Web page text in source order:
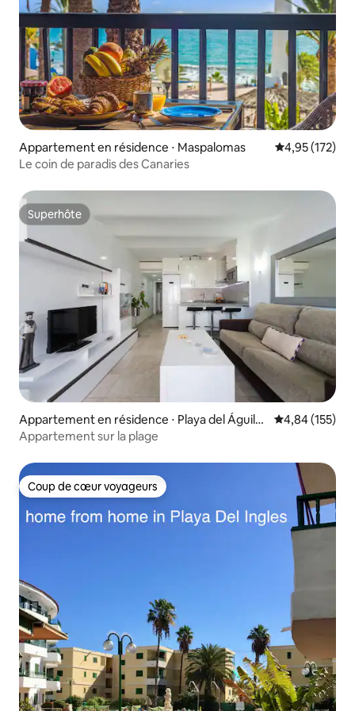
Appartement en résidence ⋅ Maspalomas Évaluation
4,95 (172)
Le coin de paradis des Canaries
Superhôte
Superhôte
Appartement en résidence ⋅ Playa del Águila,
Maspalomas
Évaluation
4,84 (155)
Appartement sur la plage
Coup de cœur voyageurs
Coup de cœur voyageurs